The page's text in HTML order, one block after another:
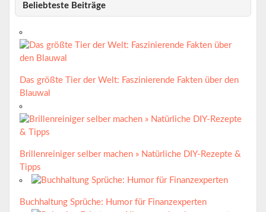
Beliebteste Beiträge
Das größte Tier der Welt: Faszinierende Fakten über den
Blauwal
Brillenreiniger selber machen » Natürliche DIY-Rezepte &
Tipps
Buchhaltung Sprüche: Humor für Finanzexperten